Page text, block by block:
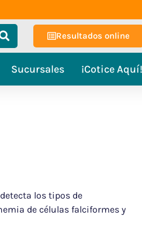
Resultados online
Sucursales ¡Cotice Aquí!
los tipos de
de células falciformes y